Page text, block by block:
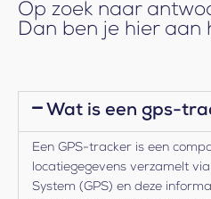
Op zoek naar
Dan ben je hier aan
Wat is een gps-
Een GPS-tracker is een
locatiegegevens verzamelt
System (GPS) en deze